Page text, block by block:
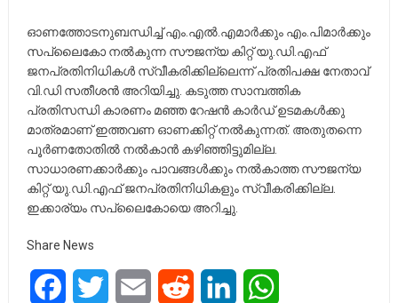
ഓണത്തോടനുബന്ധിച്ച് എം.എല്‍.എമാര്‍ക്കും എം.പിമാര്‍ക്കും
സപ്ലൈകോ നല്‍കുന്ന സൗജന്യ കിറ്റ് യു.ഡി.എഫ്
ജനപ്രതിനിധികള്‍ സ്വീകരിക്കില്ലെന്ന് പ്രതിപക്ഷ നേതാവ്
വി.ഡി സതീശന്‍ അറിയിച്ചു. കടുത്ത സാമ്പത്തിക
പ്രതിസന്ധി കാരണം മഞ്ഞ റേഷന്‍ കാര്‍ഡ് ഉടമകള്‍ക്കു
മാത്രമാണ് ഇത്തവണ ഓണക്കിറ്റ് നല്‍കുന്നത്. അതുതന്നെ
പൂര്‍ണതോതില്‍ നല്‍കാന്‍ കഴിഞ്ഞിട്ടുമില്ല.
സാധാരണക്കാര്‍ക്കും പാവങ്ങള്‍ക്കും നല്‍കാത്ത സൗജന്യ
കിറ്റ് യു.ഡി.എഫ് ജനപ്രതിനിധികളും സ്വീകരിക്കില്ല.
ഇക്കാര്യം സപ്ലൈകോയെ അറിച്ചു.
Share News
FacebookTwitter Email Reddit LinkedIn